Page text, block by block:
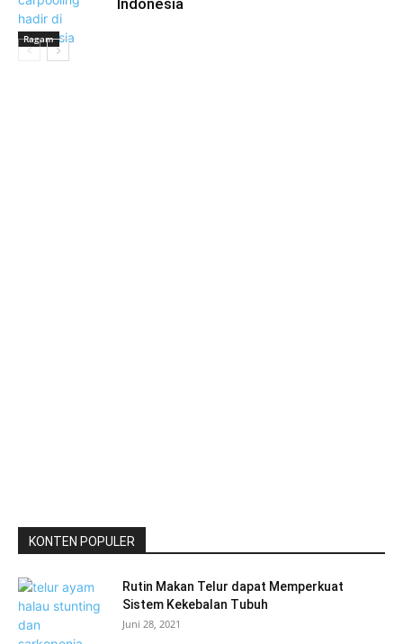
Ragam
KONTEN POPULER
Rutin Makan Telur dapat Memperkuat
Sistem Kekebalan Tubuh
Juni 28, 2021